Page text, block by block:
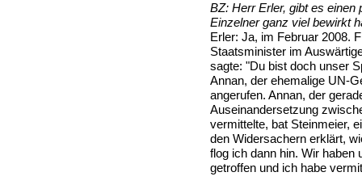
BZ: Herr Erler, gibt es einen
Einzelner ganz viel bewirkt
Erler: Ja, im Februar 2008.
Staatsminister im
sagte: "Du bist doch unser
Annan, der ehemalige UN-
angerufen. Annan, der
Auseinandersetzung
vermittelte, bat Steinmeier,
den Widersachern erklärt,
flog ich dann hin. Wir haben
getroffen und ich habe